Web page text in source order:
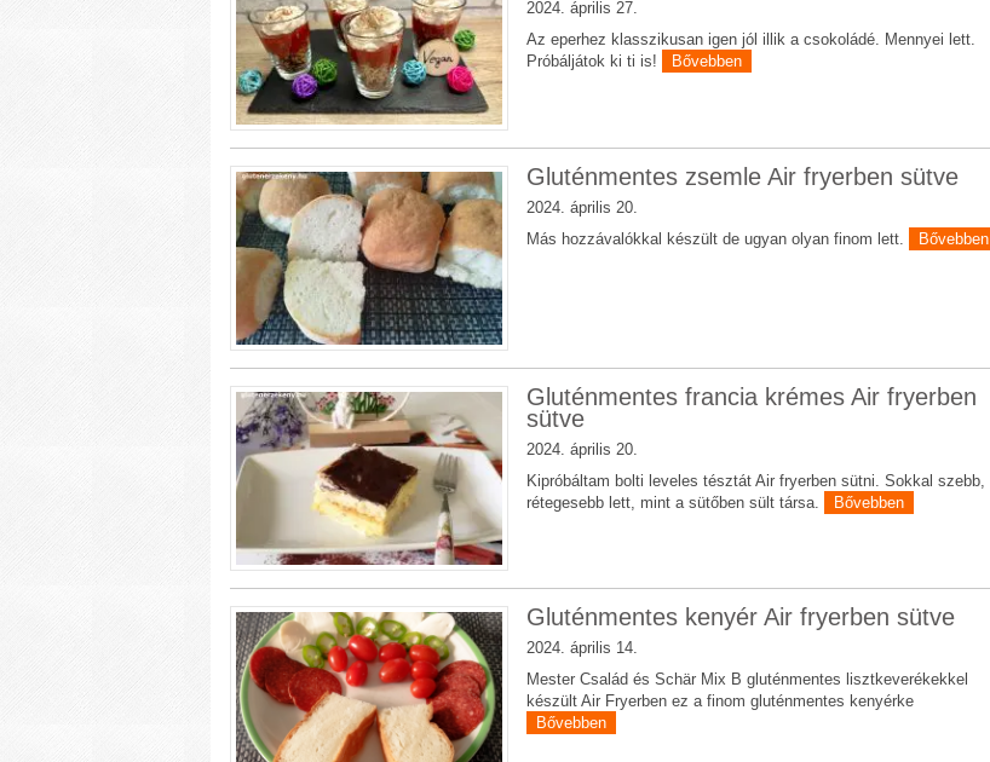
2024. április 27.
Az eperhez klasszikusan igen jól illik a csokoládé. Mennyei lett.
Próbáljátok ki ti is!
Bővebben
Gluténmentes zsemle Air fryerben sütve
2024. április 20.
Más hozzávalókkal készült de ugyan olyan finom lett.
Bővebben
Gluténmentes francia krémes Air fryerben
sütve
2024. április 20.
Kipróbáltam bolti leveles tésztát Air fryerben sütni. Sokkal szebb,
rétegesebb lett, mint a sütőben sült társa.
Bővebben
Gluténmentes kenyér Air fryerben sütve
2024. április 14.
Mester Család és Schär Mix B gluténmentes lisztkeverékekkel
készült Air Fryerben ez a finom gluténmentes kenyérke
Bővebben